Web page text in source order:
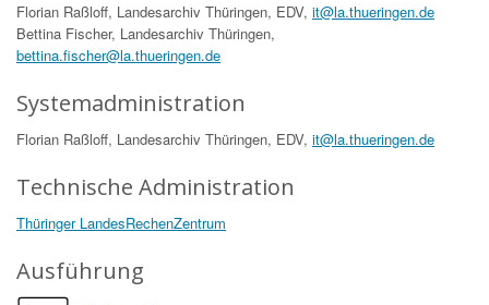
Florian Raßloff, Landesarchiv Thüringen, EDV, it@la.thueringen.de
Bettina Fischer, Landesarchiv Thüringen,
bettina.fischer@la.thueringen.de
Systemadministration
Florian Raßloff, Landesarchiv Thüringen, EDV, it@la.thueringen.de
Technische Administration
Thüringer LandesRechenZentrum
Ausführung